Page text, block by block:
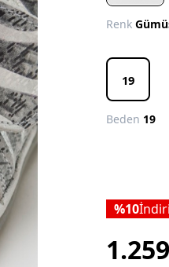
Renk
19
Beden 19
10